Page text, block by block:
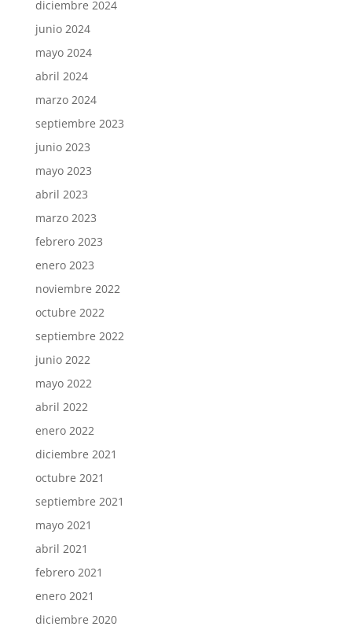
diciembre 2024
junio 2024
mayo 2024
abril 2024
marzo 2024
septiembre 2023
junio 2023
mayo 2023
abril 2023
marzo 2023
febrero 2023
enero 2023
noviembre 2022
octubre 2022
septiembre 2022
junio 2022
mayo 2022
abril 2022
enero 2022
diciembre 2021
octubre 2021
septiembre 2021
mayo 2021
abril 2021
febrero 2021
enero 2021
diciembre 2020